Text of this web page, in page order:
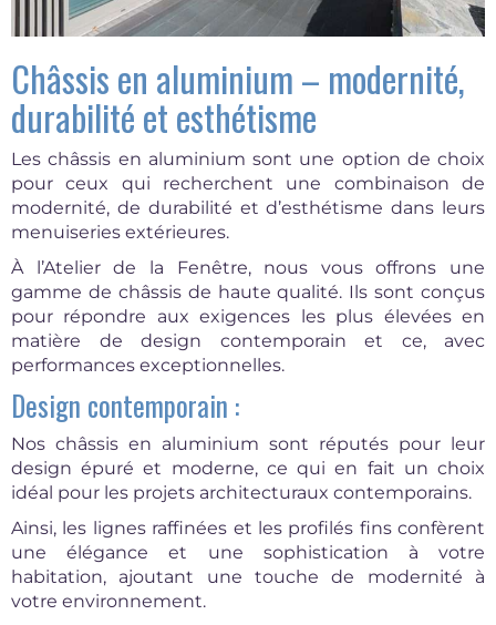
Châssis en aluminium – modernité,
durabilité et esthétisme
Les châssis en aluminium sont une option de choix
pour ceux qui recherchent une combinaison de
modernité, de durabilité et d’esthétisme dans leurs
menuiseries extérieures.
À l’Atelier de la Fenêtre, nous vous offrons une
gamme de châssis de haute qualité. Ils sont conçus
pour répondre aux exigences les plus élevées en
matière de design contemporain et ce, avec
performances exceptionnelles.
Design contemporain :
Nos châssis en aluminium sont réputés pour leur
design épuré et moderne, ce qui en fait un choix
idéal pour les projets architecturaux contemporains.
Ainsi, les lignes raffinées et les profilés fins confèrent
une élégance et une sophistication à votre
habitation, ajoutant une touche de modernité à
votre environnement.